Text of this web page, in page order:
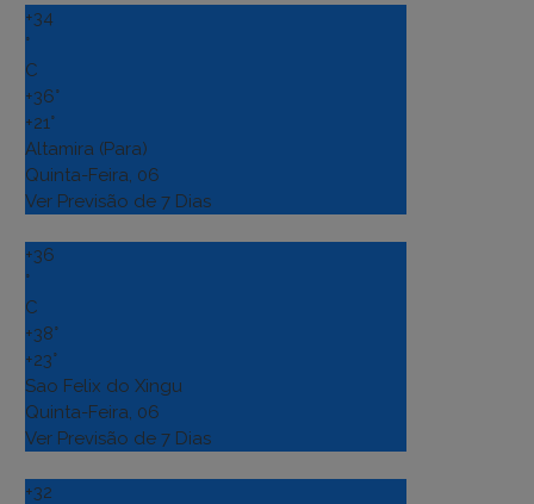
+34
°
C
+36°
+21°
Altamira (Para)
Quinta-Feira, 06
Ver Previsão de 7 Dias
+36
°
C
+38°
+23°
Sao Felix do Xingu
Quinta-Feira, 06
Ver Previsão de 7 Dias
+32